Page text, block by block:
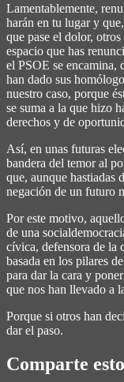
Lamentablemente,
harán en tu lugar y
que pase el dolor,
espacio que has
el PSOE se encamina,
han dado sus
nuestro caso, porque
se suma a la que hizo
derechos y de
Así, en unas futuras
bandera del temor al
que, aunque hastiadas
negación de un futuro
Por este motivo,
de una
cívica, defensora de la
basada en los pilares
para dar la cara y
que nos han llevado a
Porque si otros han
dar el paso.
Comparte